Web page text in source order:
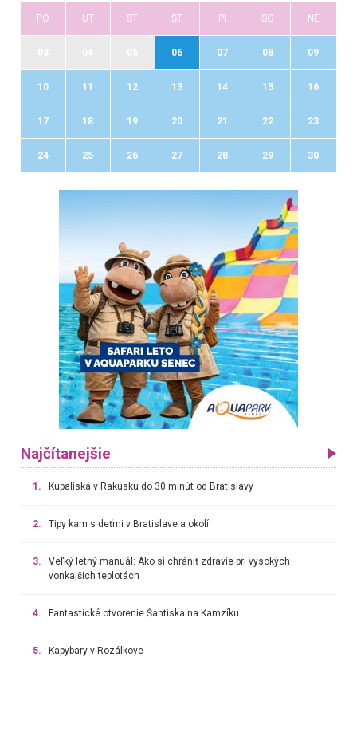
PO UT ST ŠT PI SO NE
06 07 08 09
10 11 12 13 14 15 16
17 18 19 20 21 22 23
24 25 26 27 28 29 30
Najčítanejšie
1. Kúpaliská v Rakúsku do 30 minút od Bratislavy
2. Tipy kam s deťmi v Bratislave a okolí
3.
Veľký letný manuál: Ako si chrániť zdravie pri vysokých
vonkajších teplotách
4. Fantastické otvorenie Šantiska na Kamzíku
5. Kapybary v Rozálkove